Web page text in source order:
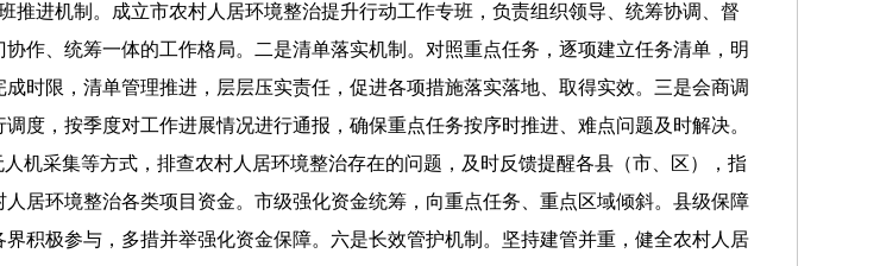
推进机制。成立市农村人居环境整治提升行动工作专班，负责组织领导、统筹协调、督
作、统筹一体的工作格局。二是清单落实机制。对照重点任务，逐项建立任务清单，明
时限，清单管理推进，层层压实责任，促进各项措施落实落地、取得实效。三是会商调
度，按季度对工作进展情况进行通报，确保重点任务按序时推进、难点问题及时解决。
机采集等方式，排查农村人居环境整治存在的问题，及时反馈提醒各县（市、区），指
居环境整治各类项目资金。市级强化资金统筹，向重点任务、重点区域倾斜。县级保障
积极参与，多措并举强化资金保障。六是长效管护机制。坚持建管并重，健全农村人居